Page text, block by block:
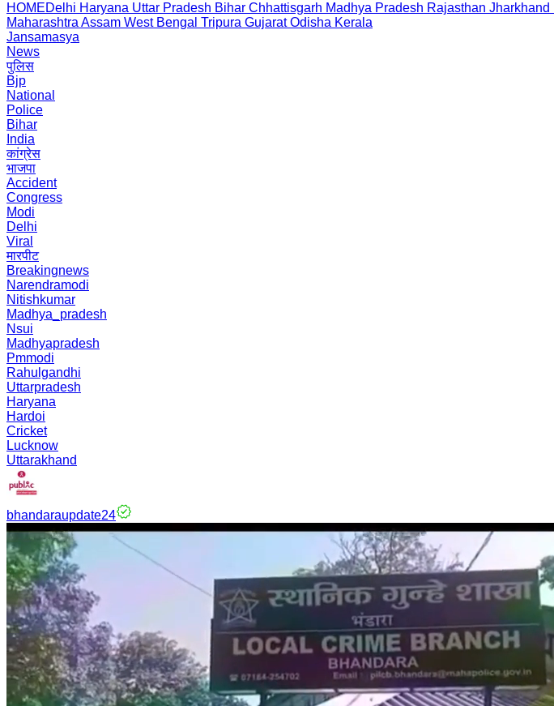
HOMEDelhi Haryana Uttar Pradesh Bihar Chhattisgarh Madhya Pradesh Rajasthan Jharkhand
Maharashtra Assam West Bengal Tripura Gujarat Odisha Kerala
Jansamasya
News
पुलिस
Bjp
National
Police
Bihar
India
कांग्रेस
भाजपा
Accident
Congress
Modi
Delhi
Viral
मारपीट
Breakingnews
Narendramodi
Nitishkumar
Madhya_pradesh
Nsui
Madhyapradesh
Pmmodi
Rahulgandhi
Uttarpradesh
Haryana
Hardoi
Cricket
Lucknow
Uttarakhand
bhandaraupdate24